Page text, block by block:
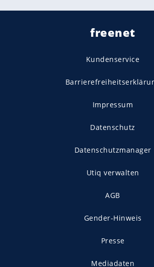
freenet
Kundenservice
Impressum
Datenschutz
Datenschutzmanager
Utiq verwalten
AGB
Gender-Hinweis
Presse
Mediadaten